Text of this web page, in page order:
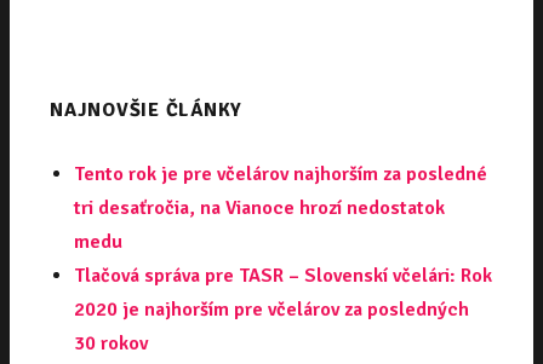
NAJNOVŠIE ČLÁNKY
Tento rok je pre včelárov najhorším za posledné
tri desaťročia, na Vianoce hrozí nedostatok
medu
Tlačová správa pre TASR – Slovenskí včelári: Rok
2020 je najhorším pre včelárov za posledných
30 rokov